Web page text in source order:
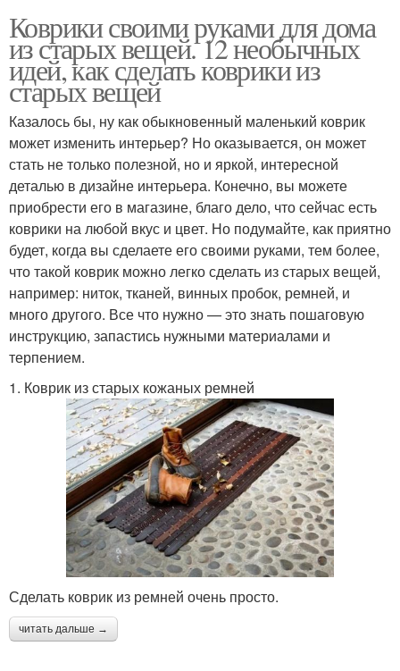
Коврики своими руками для дома
из старых вещей. 12 необычных
идей, как сделать коврики из
старых вещей
Казалось бы, ну как обыкновенный маленький коврик
может изменить интерьер? Но оказывается, он может
стать не только полезной, но и яркой, интересной
деталью в дизайне интерьера. Конечно, вы можете
приобрести его в магазине, благо дело, что сейчас есть
коврики на любой вкус и цвет. Но подумайте, как приятно
будет, когда вы сделаете его своими руками, тем более,
что такой коврик можно легко сделать из старых вещей,
например: ниток, тканей, винных пробок, ремней, и
много другого. Все что нужно — это знать пошаговую
инструкцию, запастись нужными материалами и
терпением.
1. Коврик из старых кожаных ремней
Сделать коврик из ремней очень просто.
читать дальше →